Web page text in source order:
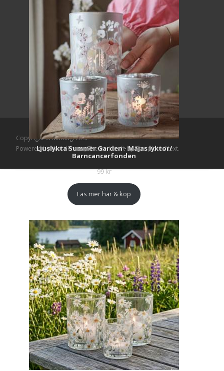
Ljuslykta Summer Garden - Majas lyktor/
Barncancerfonden
99kr
Läs mer här & köp
Copyright © Mattlagret.se
Powered by WordPress, Themei-craftby TemplatesNext.